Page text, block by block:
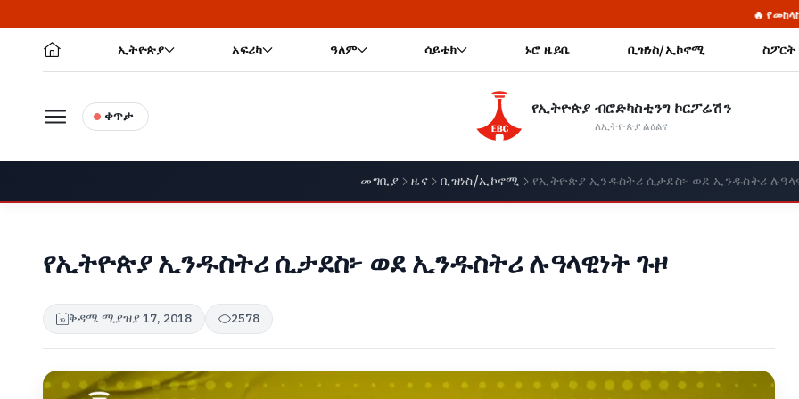
🔥 የመከላከያ ሠራዊት ፋውንዴሽን
ኢትዮጵያ አፍሪካ ዓለም ሳይቴክ ኑሮ ዜይቤ ቢዝነስ/ኢኮኖሚ ስፖርት
ቀጥታ የኢትዮጵያ ብሮድካስቲንግ ኮርፖሬሽን
ለኢትዮጵያ ልዕልና
መግቢያ ዜና ቢዝነስ/ኢኮኖሚ የኢትዮጵያ ኢንዱስትሪ ሲታደስ፦ ወደ ኢንዱስትሪ
የኢትዮጵያ ኢንዱስትሪ ሲታደስ፦ ወደ ኢንዱስትሪ ሉዓላዊነት ጉዞ
ቅዳሜ ሚያዝያ 17, 2018 2578